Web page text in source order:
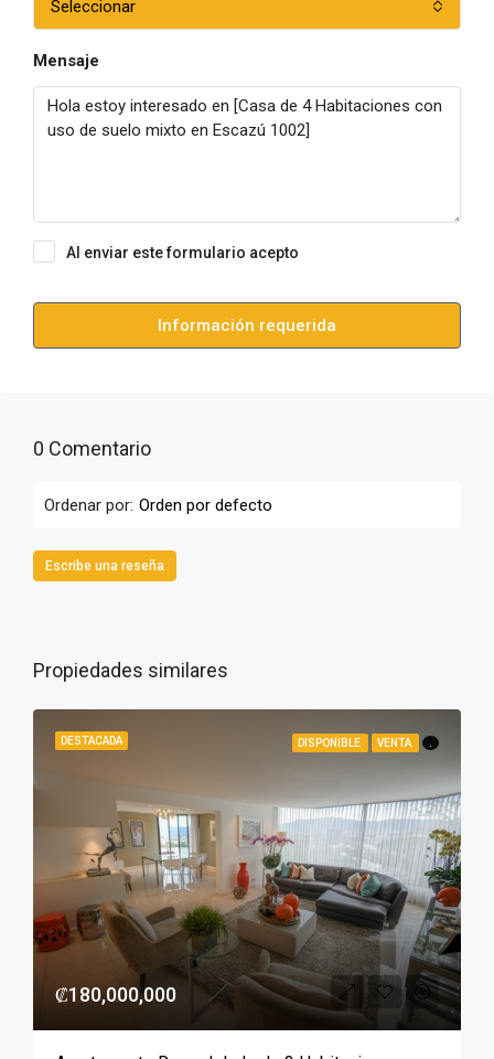
Seleccionar
Mensaje
Al enviar este formulario acepto
Información requerida
0 Comentario
Ordenar por: Orden por defecto
Escribe una reseña
Propiedades similares
DESTACADA DISPONIBLE VENTA
₡180,000,000